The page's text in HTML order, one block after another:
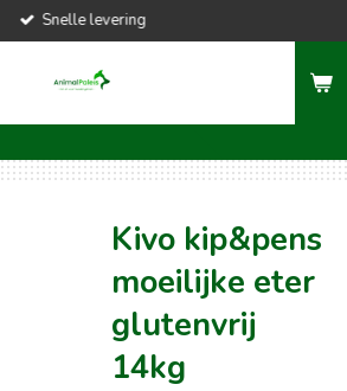
Snelle levering
Kivo kip&pens
moeilijke eter
glutenvrij
14kg